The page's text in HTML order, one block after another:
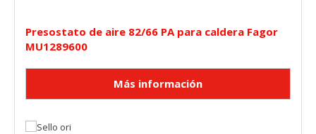
Presostato de aire 82/66 PA para caldera Fagor
MU1289600